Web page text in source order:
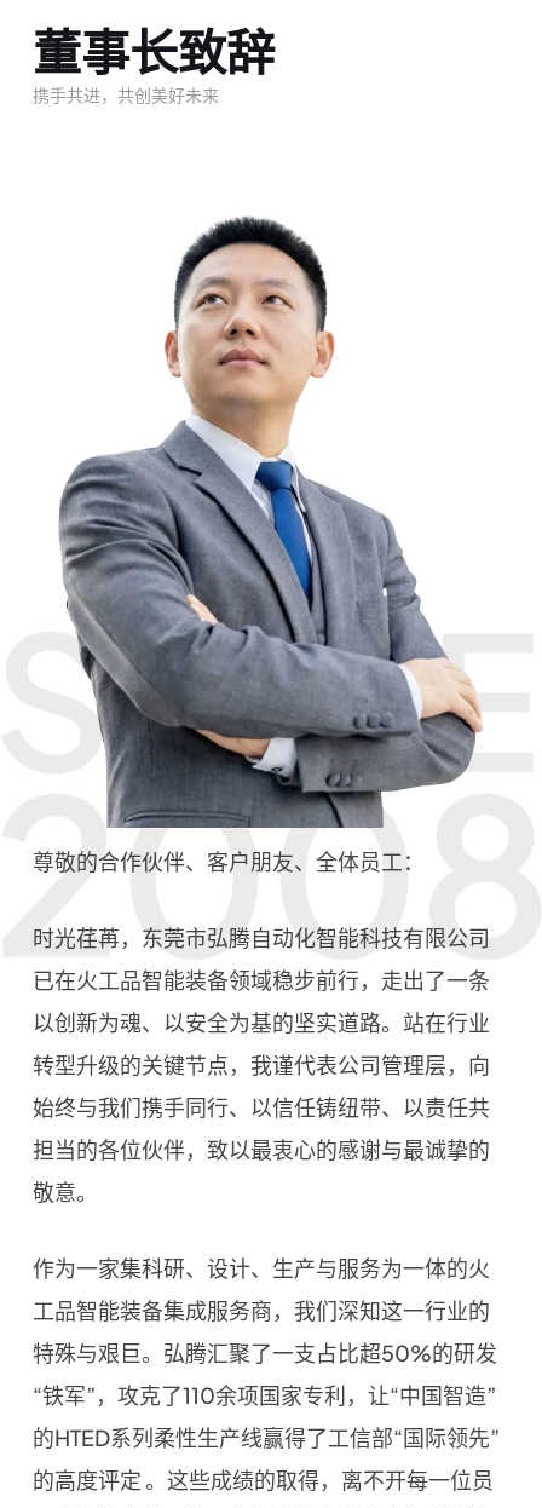
董事长致辞
携手共进，共创美好未来
尊敬的合作伙伴、客户朋友、全体员工：
时光荏苒，东莞市弘腾自动化智能科技有限公司
已在火工品智能装备领域稳步前行，走出了一条
以创新为魂、以安全为基的坚实道路。站在行业
转型升级的关键节点，我谨代表公司管理层，向
始终与我们携手同行、以信任铸纽带、以责任共
担当的各位伙伴，致以最衷心的感谢与最诚挚的
敬意。
作为一家集科研、设计、生产与服务为一体的火
工品智能装备集成服务商，我们深知这一行业的
特殊与艰巨。弘腾汇聚了一支占比超50%的研发
“铁军”，攻克了110余项国家专利，让“中国智造”
的HTED系列柔性生产线赢得了工信部“国际领先”
的高度评定 。这些成绩的取得，离不开每一位员